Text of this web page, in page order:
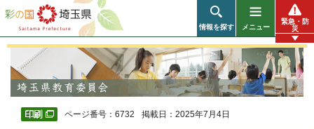
彩の国 埼玉県
情報を探す メニュー
緊急・防
災
ページ番号：6732 掲載日：2025年7月4日